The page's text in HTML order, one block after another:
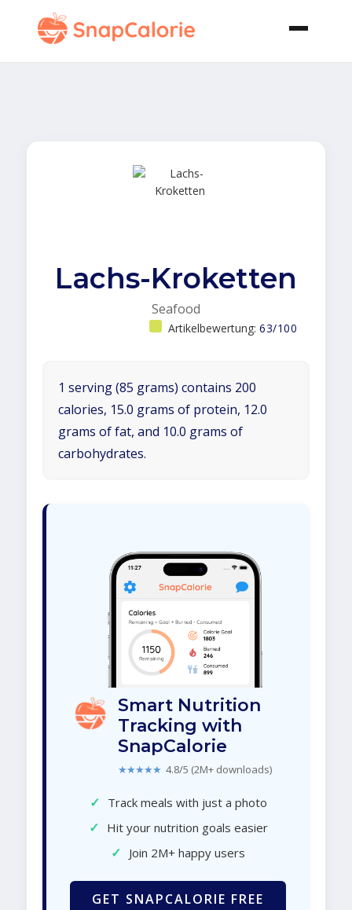
Lachs-Kroketten
Seafood
Artikelbewertung: 63/100
1 serving (85 grams) contains 200
calories, 15.0 grams of protein, 12.0
grams of fat, and 10.0 grams of
carbohydrates.
Smart Nutrition
Tracking with
SnapCalorie
★★★★★ 4.8/5 (2M+ downloads)
✓ Track meals with just a photo
✓ Hit your nutrition goals easier
✓ Join 2M+ happy users
GET SNAPCALORIE FREE